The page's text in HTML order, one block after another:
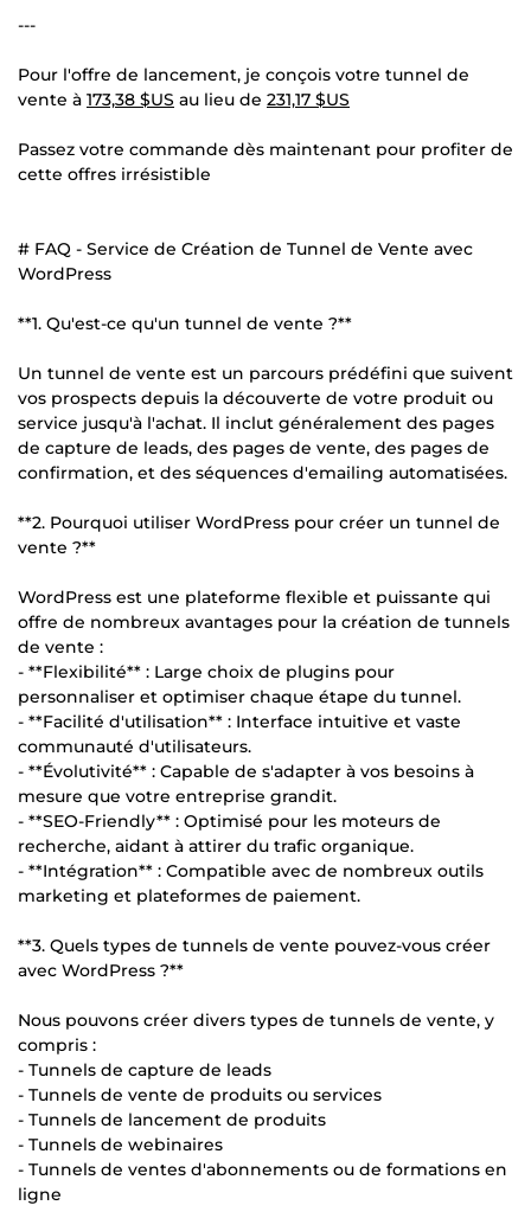
---
Pour l'offre de lancement, je conçois votre tunnel de
vente à 173,38 $US au lieu de 231,17 $US
Passez votre commande dès maintenant pour profiter de
cette offres irrésistible
# FAQ - Service de Création de Tunnel de Vente avec
WordPress
**1. Qu'est-ce qu'un tunnel de vente ?**
Un tunnel de vente est un parcours prédéfini que suivent
vos prospects depuis la découverte de votre produit ou
service jusqu'à l'achat. Il inclut généralement des pages
de capture de leads, des pages de vente, des pages de
confirmation, et des séquences d'emailing automatisées.
**2. Pourquoi utiliser WordPress pour créer un tunnel de
vente ?**
WordPress est une plateforme flexible et puissante qui
offre de nombreux avantages pour la création de tunnels
de vente :
- **Flexibilité** : Large choix de plugins pour
personnaliser et optimiser chaque étape du tunnel.
- **Facilité d'utilisation** : Interface intuitive et vaste
communauté d'utilisateurs.
- **Évolutivité** : Capable de s'adapter à vos besoins à
mesure que votre entreprise grandit.
- **SEO-Friendly** : Optimisé pour les moteurs de
recherche, aidant à attirer du trafic organique.
- **Intégration** : Compatible avec de nombreux outils
marketing et plateformes de paiement.
**3. Quels types de tunnels de vente pouvez-vous créer
avec WordPress ?**
Nous pouvons créer divers types de tunnels de vente, y
compris :
- Tunnels de capture de leads
- Tunnels de vente de produits ou services
- Tunnels de lancement de produits
- Tunnels de webinaires
- Tunnels de ventes d'abonnements ou de formations en
ligne